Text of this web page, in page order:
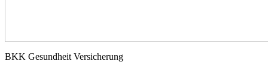
BKK Gesundheit Versicherung